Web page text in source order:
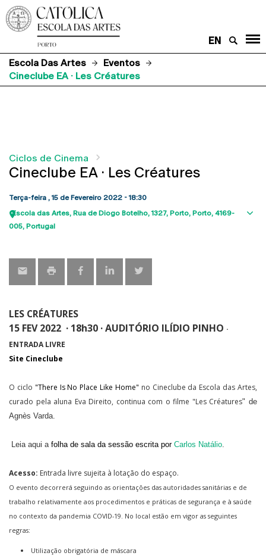
EN
Escola Das Artes
Eventos
Cineclube EA · Les Créatures
Ciclos de Cinema
Cineclube EA · Les Créatures
Terça-feira , 15 de Fevereiro 2022 - 18:30
Escola das Artes Rua de Diogo Botelho, 1327 Porto Porto 4169-
005 Portugal
LES CRÉATURES
15 FEV 2022 · 18h30 · AUDITÓRIO ILÍDIO PINHO ·
ENTRADA LIVRE
Site Cineclube
O ciclo "There Is No Place Like Home" no Cineclube da Escola das Artes,
curado pela aluna Eva Direito, continua com o filme "Les Créatures" de
Agnès Varda.
Leia aqui a folha de sala da sessão escrita por Carlos Natálio
Acesso: Entrada livre sujeita à lotação do espaço.
O evento decorrerá seguindo as orientações das autoridades sanitárias e de
trabalho relativamente aos procedimentos e práticas de segurança e à saúde
no contexto da pandemia COVID-19. No local estão em vigor as seguintes
regras:
Utilização obrigatória de máscara